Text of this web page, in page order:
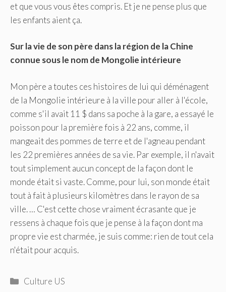
et que vous vous êtes compris. Et je ne pense plus que
les enfants aient ça.
Sur la vie de son père dans la région de la Chine
connue sous le nom de Mongolie intérieure
Mon père a toutes ces histoires de lui qui déménagent
de la Mongolie intérieure à la ville pour aller à l'école,
comme s'il avait 11 $ dans sa poche à la gare, a essayé le
poisson pour la première fois à 22 ans, comme, il
mangeait des pommes de terre et de l'agneau pendant
les 22 premières années de sa vie. Par exemple, il n'avait
tout simplement aucun concept de la façon dont le
monde était si vaste. Comme, pour lui, son monde était
tout à fait à plusieurs kilomètres dans le rayon de sa
ville. … C'est cette chose vraiment écrasante que je
ressens à chaque fois que je pense à la façon dont ma
propre vie est charmée, je suis comme: rien de tout cela
n'était pour acquis.
Catégories
Culture US